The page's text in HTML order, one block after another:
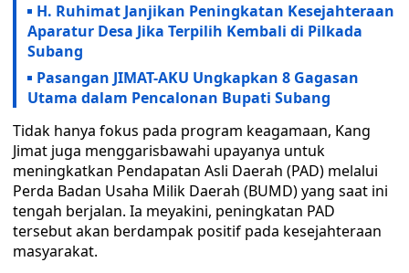
H. Ruhimat Janjikan Peningkatan Kesejahteraan
Aparatur Desa Jika Terpilih Kembali di Pilkada
Subang
Pasangan JIMAT-AKU Ungkapkan 8 Gagasan
Utama dalam Pencalonan Bupati Subang
Tidak hanya fokus pada program keagamaan, Kang
Jimat juga menggarisbawahi upayanya untuk
meningkatkan Pendapatan Asli Daerah (PAD) melalui
Perda Badan Usaha Milik Daerah (BUMD) yang saat ini
tengah berjalan. Ia meyakini, peningkatan PAD
tersebut akan berdampak positif pada kesejahteraan
masyarakat.